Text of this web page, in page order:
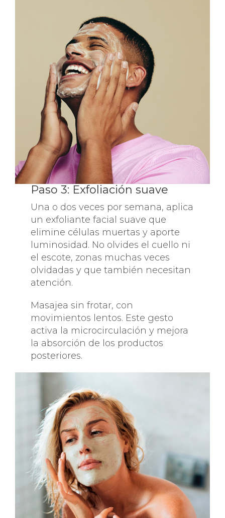
Paso 3: Exfoliación suave
Una o dos veces por semana, aplica
un exfoliante facial suave que
elimine células muertas y aporte
luminosidad. No olvides el cuello ni
el escote, zonas muchas veces
olvidadas y que también necesitan
atención.
Masajea sin frotar, con
movimientos lentos. Este gesto
activa la microcirculación y mejora
la absorción de los productos
posteriores.